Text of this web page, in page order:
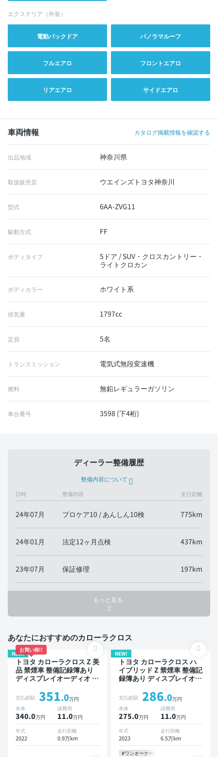
エクステリア（外装）
電動バックドア パノラマルーフ
フルエアロ フロントエアロ
リアエアロ サイドエアロ
車両情報 カタログ掲載情報を確認する
出品地域 神奈川県
取扱販売店 ウエインズトヨタ神奈川
型式 6AA-ZVG11
駆動方式 FF
ボディタイプ
5ドア / SUV・クロスカントリー・
ライトクロカン
ボディカラー ホワイト系
排気量 1797cc
定員 5名
トランスミッション 電気式無段変速機
燃料 無鉛レギュラーガソリン
車台番号 3598 (下4桁)
ディーラー整備履歴
整備内容について
日時 整備内容 走行距離
24年07月 プロケア10 / あんしん10検 775km
24年01月 法定12ヶ月点検 437km
23年07月 保証修理 197km
もっと見る
あなたにおすすめのカローラクロス
NEW!
お買い得!!
トヨタ カローラクロス Z 美
品 禁煙車 整備記録簿あり
ディスプレイオーディオ ※
スポットモニター オートク
ルーズ スマートキー ETC
電動バックドア バックモニ
ター 全方位カメラ ドライ
ブレコーダー 衝突軽減
支払総額 351.0万円
本体
340.0万円
諸費用
11.0万円
年式
2022
走行距離
0.9万km
NEW!
トヨタ カローラクロス ハ
イブリッド Z 禁煙車 整備記
録簿あり ディスプレイオー
オートクルーズ スマートキ
ー ETC 電動バックドア バ
ックモニター 衝突軽減
支払総額 286.0万円
本体
275.0万円
諸費用
11.0万円
年式
2023
走行距離
6.5万km
#ワンオーナー